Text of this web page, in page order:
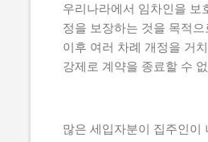
우리나라에서 임차인을 보
정을 보장하는 것을 목적
이후 여러 차례 개정을 거
강제로 계약을 종료할 수
많은 세입자분이 집주인이